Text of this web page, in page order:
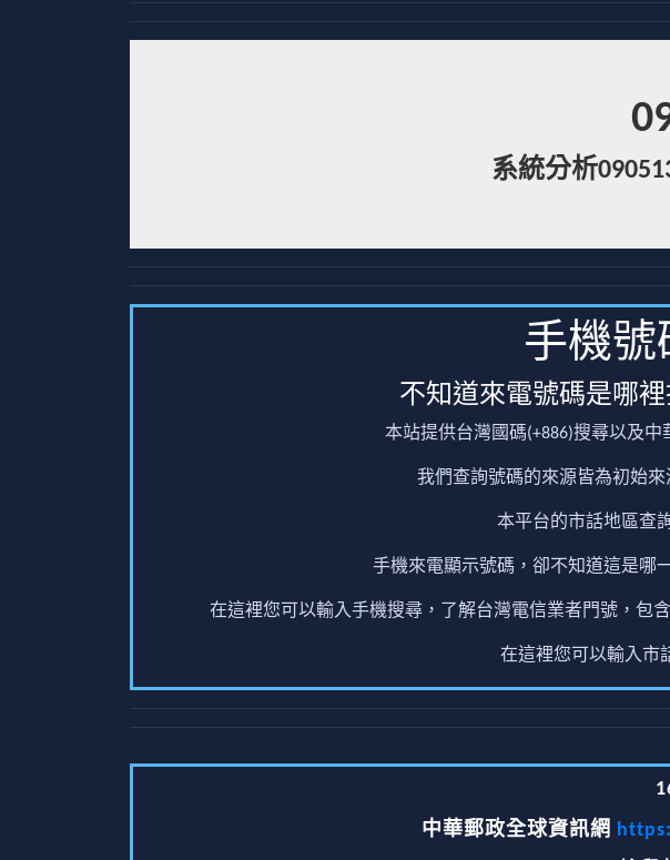
系統分析
手機號
不知道來電號碼是哪
本站提供台灣國碼(+886)搜尋以及
我們查詢號碼的來源皆為初始
本平台的市話地區查
手機來電顯示號碼，卻不知道這是哪
在這裡您可以輸入手機搜尋，了解台灣電信業者門號，包
在這裡您可以輸入市
中華郵政全球資訊網